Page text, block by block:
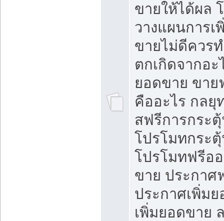
ขายให้ได้ผล
วางแผนการ
ขายไม่ดีควร
ตกเกิดจากอะ
ยอดขาย ขาย
คืออะไร กลยุ
สฟรีการกระ
โปรโมทกระ
โปรโมทฟรีอ
ขาย ประกาศ
ประกาศเพิ่ม
เพิ่มยอดขาย